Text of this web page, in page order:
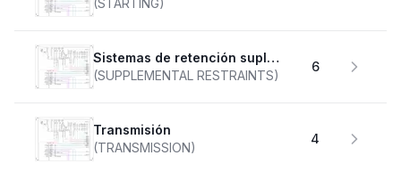
(STARTING)
Sistemas de retención suplementarios
(SUPPLEMENTAL RESTRAINTS)
6
transmisión
(TRANSMISSION)
4